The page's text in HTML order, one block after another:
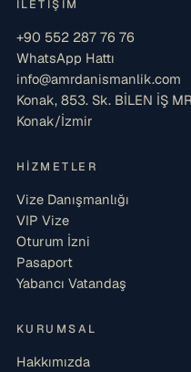
İLETIŞIM
+90 552 287 76 76
WhatsApp Hattı
info@amrdanismanlik.com
Konak, 853. Sk. BİLEN İŞ
Konak/İzmir
HIZMETLER
Vize Danışmanlığı
VIP Vize
Oturum İzni
Pasaport
Yabancı Vatandaş
KURUMSAL
Hakkımızda